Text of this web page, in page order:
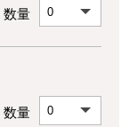
数量
数量